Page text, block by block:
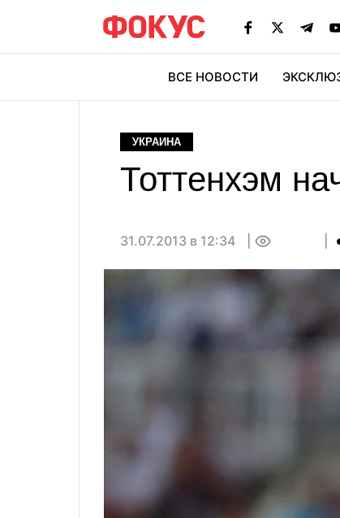
ВСЕ НОВОСТИ
УКРАИНА
Тоттенхэм
31.07.2013 в 12:34